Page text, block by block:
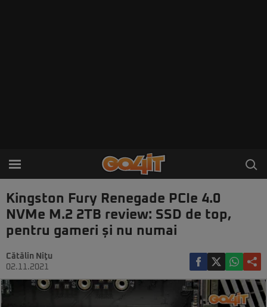
Kingston Fury Renegade PCIe 4.0
NVMe M.2 2TB review: SSD de top,
pentru gameri și nu numai
Cătălin Niţu
02.11.2021